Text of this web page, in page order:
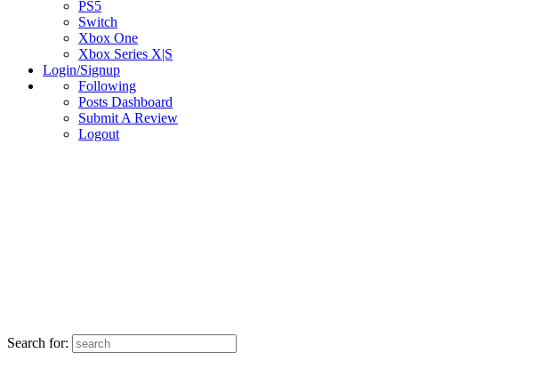
PS5
Switch
Xbox One
Xbox Series X|S
Login/Signup
Following
Posts Dashboard
Submit A Review
Logout
Search for: